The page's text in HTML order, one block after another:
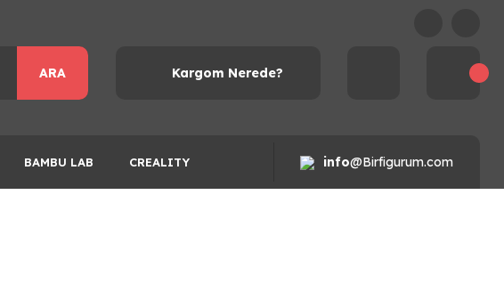
ARA Kargom Nerede?
BAMBU LAB CREALITY info@Birfigurum.com